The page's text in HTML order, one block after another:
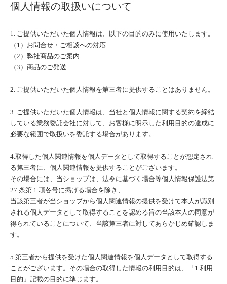
個人情報の取扱いについて
1. ご提供いただいた個人情報は、以下の目的のみに使用いたします。
（1）お問合せ・ご相談への対応
（2）弊社商品のご案内
（3）商品のご発送
2. ご提供いただいた個人情報を第三者に提供することはありません。
3. ご提供いただいた個人情報は、当社と個人情報に関する契約を締結
している業務委託会社に対して、お客様に明示した利用目的の達成に
必要な範囲で取扱いを委託する場合があります。
4.取得した個人関連情報を個人データとして取得することが想定され
る第三者に、個人関連情報を提供することがございます。
その場合には、当ショップは、法令に基づく場合等個人情報保護法第
27 条第 1 項各号に掲げる場合を除き、
当該第三者が当ショップから個人関連情報の提供を受けて本人が識別
される個人データとして取得することを認める旨の当該本人の同意が
得られていることについて、当該第三者に対してあらかじめ確認しま
す。
5.第三者から提供を受けた個人関連情報を個人データとして取得する
ことがございます。その場合の取得した情報の利用目的は、「1.利用
目的」記載の目的に準じます。